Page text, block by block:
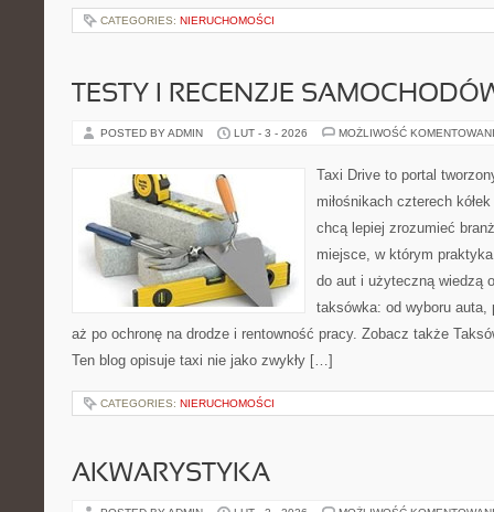
CATEGORIES: NIERUCHOMOŚCI
TESTY I RECENZJE
POSTED BY ADMIN LUT - 3 - 2026 MOŻLIWOŚĆ
Taxi Drive to portal
miłośnikach czterech
chcą lepiej zrozumieć
miejsce, w którym
do aut i użyteczną wiedzą
taksówka: od wyboru
aż po ochronę na drodze i rentowność pracy. Zobacz także
Ten blog opisuje taxi nie jako zwykły […]
CATEGORIES: NIERUCHOMOŚCI
AKWARYSTYKA